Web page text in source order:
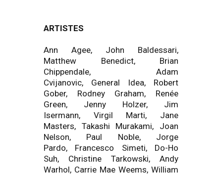
ARTISTES
Ann Agee, John Baldessari,
Matthew Benedict, Brian
Chippendale, Adam
Cvijanovic, General Idea, Robert
Gober, Rodney Graham, Renée
Green, Jenny Holzer, Jim
Isermann, Virgil Marti, Jane
Masters, Takashi Murakami, Joan
Nelson, Paul Noble, Jorge
Pardo, Francesco Simeti, Do-Ho
Suh, Christine Tarkowski, Andy
Warhol, Carrie Mae Weems, William